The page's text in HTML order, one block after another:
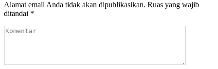
Alamat email Anda tidak akan dipublikasikan. Ruas yang wajib
ditandai *